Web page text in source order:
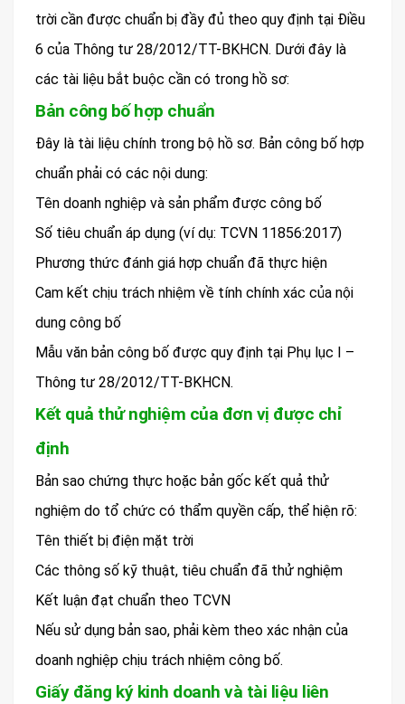
trời cần được chuẩn bị đầy đủ theo quy định tại Điều
6 của Thông tư 28/2012/TT-BKHCN. Dưới đây là
các tài liệu bắt buộc cần có trong hồ sơ:
Bản công bố hợp chuẩn
Đây là tài liệu chính trong bộ hồ sơ. Bản công bố hợp
chuẩn phải có các nội dung:
Tên doanh nghiệp và sản phẩm được công bố
Số tiêu chuẩn áp dụng (ví dụ: TCVN 11856:2017)
Phương thức đánh giá hợp chuẩn đã thực hiện
Cam kết chịu trách nhiệm về tính chính xác của nội
dung công bố
Mẫu văn bản công bố được quy định tại Phụ lục I –
Thông tư 28/2012/TT-BKHCN.
Kết quả thử nghiệm của đơn vị được chỉ
định
Bản sao chứng thực hoặc bản gốc kết quả thử
nghiệm do tổ chức có thẩm quyền cấp, thể hiện rõ:
Tên thiết bị điện mặt trời
Các thông số kỹ thuật, tiêu chuẩn đã thử nghiệm
Kết luận đạt chuẩn theo TCVN
Nếu sử dụng bản sao, phải kèm theo xác nhận của
doanh nghiệp chịu trách nhiệm công bố.
Giấy đăng ký kinh doanh và tài liệu liên